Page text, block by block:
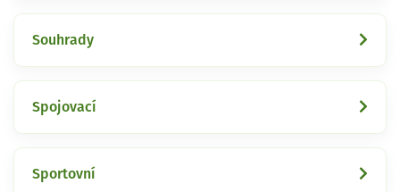
Souhrady
Spojovací
Sportovní